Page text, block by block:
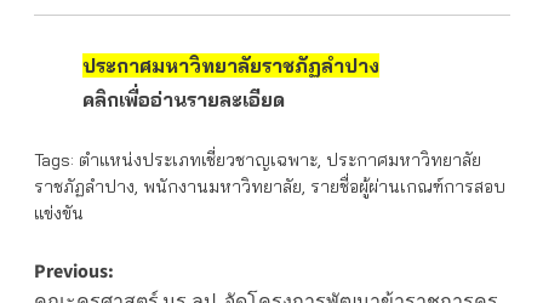
ประกาศมหาวิทยาลัยราชภัฏลำปาง
คลิกเพื่ออ่านรายละเอียด
Tags: ตำแหน่งประเภทเชี่ยวชาญเฉพาะ, ประกาศมหาวิทยาลัย
ราชภัฏลำปาง, พนักงานมหาวิทยาลัย, รายชื่อผู้ผ่านเกณฑ์การสอบ
แข่งขัน
Post
Previous: